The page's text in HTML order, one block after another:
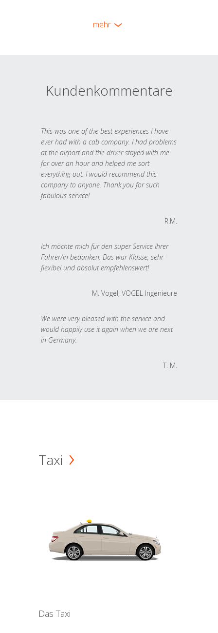
mehr
Kundenkommentare
This was one of the best experiences I have
ever had with a cab company. I had problems
at the airport and the driver stayed with me
for over an hour and helped me sort
everything out. I would recommend this
company to anyone. Thank you for such
fabulous service!
R.M.
Ich möchte mich für den super Service Ihrer
Fahrer/in bedanken. Das war Klasse, sehr
flexibel und absolut empfehlenswert!
M. Vogel, VOGEL Ingenieure
We were very pleased with the service and
would happily use it again when we are next
in Germany.
T. M.
Taxi
Das Taxi